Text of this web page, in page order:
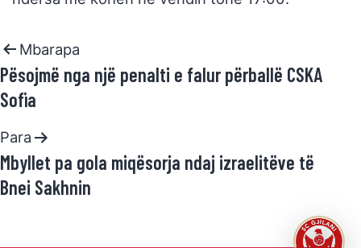
Mbarapa
Pësojmë nga një penalti e falur përballë CSKA
Sofia
Para
Mbyllet pa gola miqësorja ndaj izraelitëve të
Bnei Sakhnin